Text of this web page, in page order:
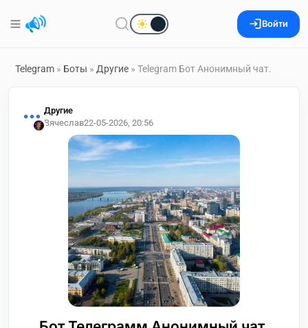
Войти
Telegram » Боты » Другие » Telegram Бот Анонимный чат.
Другие
Вячеслав22-05-2026, 20:56